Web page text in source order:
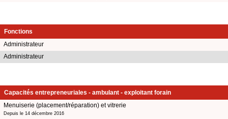
Fonctions
Administrateur
Administrateur
Capacités entrepreneuriales - ambulant - exploitant forain
Menuiserie (placement/réparation) et vitrerie
Depuis le 14 décembre 2016